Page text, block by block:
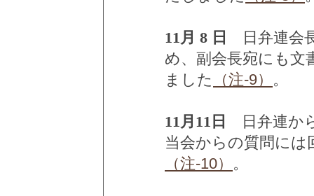
11月 8 日
日弁連会
め、副会長宛にも文
ました
（注-9） 。
11月11日
日弁連か
当会からの質問に
（注-10） 。